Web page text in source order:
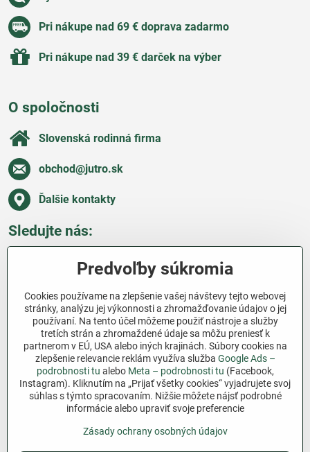
Pri nákupe nad 69 € doprava zadarmo
Pri nákupe nad 39 € darček na výber
O spoločnosti
Slovenská rodinná firma
obchod​@jutro​.sk
Ďalšie kontakty
Sledujte nás:
Všetko o nákupe
Ďakujeme za podporu
Sme slovenský e-shop bez dotácií​. Fungujeme len
vďaka vám – ľuďom, ktorí veria v poctivú prácu a
lásku k pôde​. Každý nákup na Jutro​.sk nám pomáha
pokračovať v tom, čo má zmysel – pomáhať
záhradkárom zadarmo a srdcom​.
Predvoľby súkromia
Cookies používame na zlepšenie vašej návštevy tejto webovej
stránky, analýzu jej výkonnosti a zhromažďovanie údajov o jej
používaní. Na tento účel môžeme použiť nástroje a služby
tretích strán a zhromaždené údaje sa môžu preniesť k
partnerom v EÚ, USA alebo iných krajinách. Súbory cookies na
zlepšenie relevancie reklám využíva služba Google Ads –
podrobnosti tu alebo Meta – podrobnosti tu (Facebook,
Instagram). Kliknutím na „Prijať všetky cookies“ vyjadrujete svoj
súhlas s týmto spracovaním. Nižšie môžete nájsť podrobné
informácie alebo upraviť svoje preferencie
Zásady ochrany osobných údajov